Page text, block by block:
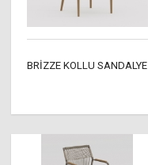
BRİZZE KOLLU SANDALYE